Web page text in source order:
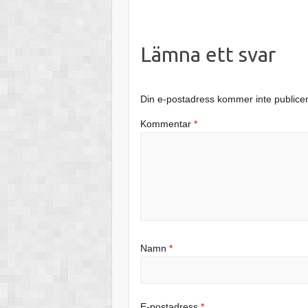
Lämna ett svar
Din e-postadress kommer inte
Kommentar*
Namn*